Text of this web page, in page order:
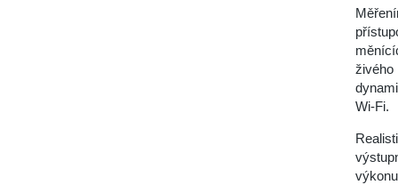
živého
Wi-Fi.